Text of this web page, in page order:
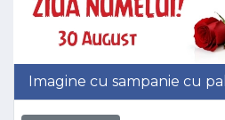
Imagine cu sampanie cu